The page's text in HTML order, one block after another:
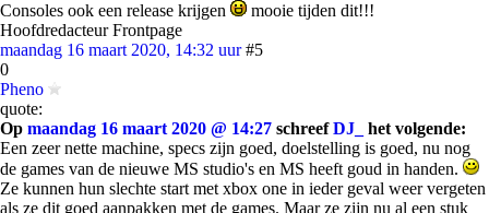
Consoles ook een release krijgen
mooie tijden dit!!!
Hoofdredacteur Frontpage
maandag 16 maart 2020, 14:32 uur #5
0
Pheno
quote:
Op maandag 16 maart 2020 @ 14:27 schreefDJ_
het volgende:
Een zeer nette machine, specs zijn goed, doelstelling is goed, nu nog
de games van de nieuwe MS studio's en MS heeft goud in handen.
Ze kunnen hun slechte start met xbox one in ieder geval weer vergeten
als ze dit goed aanpakken met de games. Maar ze zijn nu al een stuk